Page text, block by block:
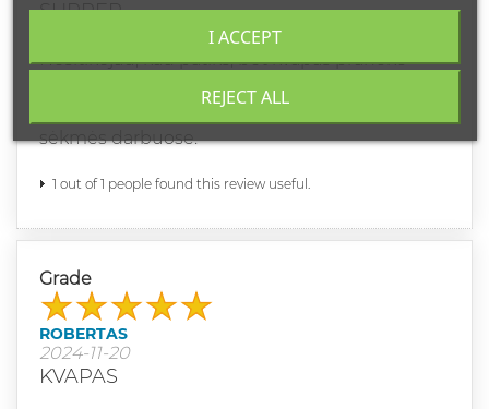
SUPPER
Nesitikėjau, kad patiks, bet kvapas pranoko
lūkesčius. Neįkyrus, paslaptingas, prabangus.
Labai dėkolu už dovanėlę. Burkalifa komandai
sėkmės darbuose.
1 out of 1 people found this review useful.
Grade
ROBERTAS
2024-11-20
KVAPAS
REJECT ALL
I ACCEPT